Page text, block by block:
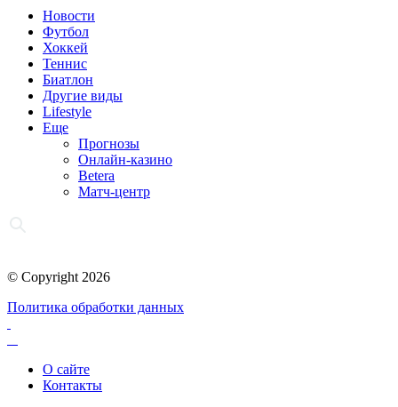
Новости
Футбол
Хоккей
Теннис
Биатлон
Другие виды
Lifestyle
Еще
Прогнозы
Онлайн-казино
Betera
Матч-центр
© Copyright 2026
Политика обработки данных
О сайте
Контакты